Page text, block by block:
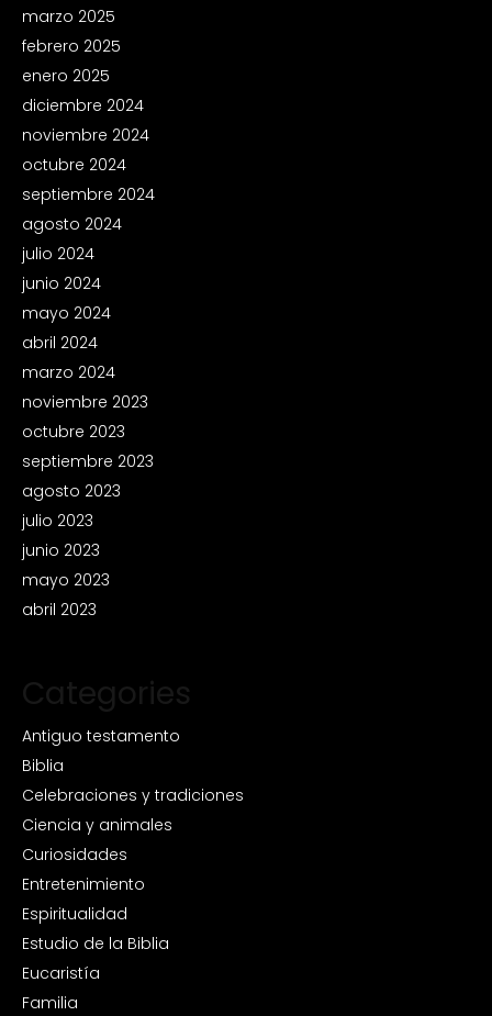
marzo 2025
febrero 2025
enero 2025
diciembre 2024
noviembre 2024
octubre 2024
septiembre 2024
agosto 2024
julio 2024
junio 2024
mayo 2024
abril 2024
marzo 2024
noviembre 2023
octubre 2023
septiembre 2023
agosto 2023
julio 2023
junio 2023
mayo 2023
abril 2023
Categories
Antiguo testamento
Biblia
Celebraciones y tradiciones
Ciencia y animales
Curiosidades
Entretenimiento
Espiritualidad
Estudio de la Biblia
Eucaristía
Familia